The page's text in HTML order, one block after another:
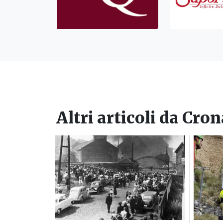
Altri articoli da